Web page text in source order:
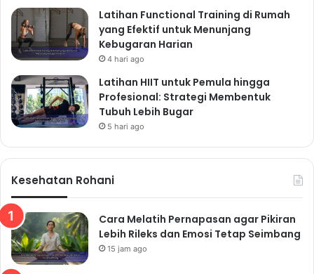
Latihan Functional Training di Rumah
yang Efektif untuk Menunjang
Kebugaran Harian
4 hari ago
Latihan HIIT untuk Pemula hingga
Profesional: Strategi Membentuk
Tubuh Lebih Bugar
5 hari ago
Kesehatan Rohani
Cara Melatih Pernapasan agar Pikiran
Lebih Rileks dan Emosi Tetap Seimbang
15 jam ago